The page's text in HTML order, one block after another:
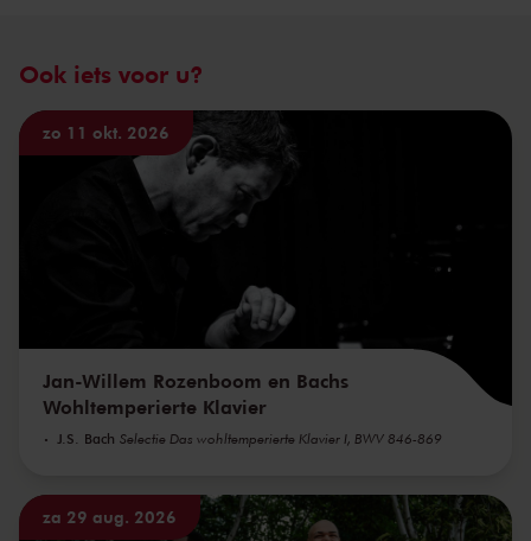
Ook iets voor u?
zo 11 okt. 2026
Jan-Willem Rozenboom en Bachs
Wohltemperierte Klavier
J.S. Bach Selectie Das wohltemperierte Klavier I, BWV 846-869
za 29 aug. 2026